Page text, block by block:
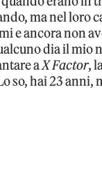
ma nel loro
e ancora non
dia il mio
aX Factor,
so, hai 23 anni,